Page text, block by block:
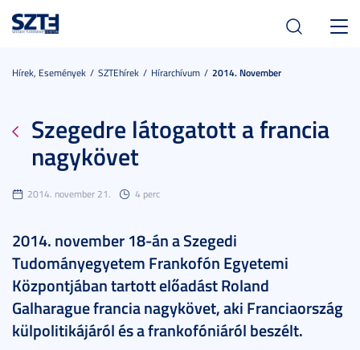
Hírek, Események SZTEhírek Hírarchívum 2014. November
Szegedre látogatott a francia
nagykövet
2014. november 21. 4 perc
2014. november 18-án a Szegedi
Tudományegyetem Frankofón Egyetemi
Központjában tartott előadást Roland
Galharague francia nagykövet, aki Franciaország
külpolitikájáról és a frankofóniáról beszélt.